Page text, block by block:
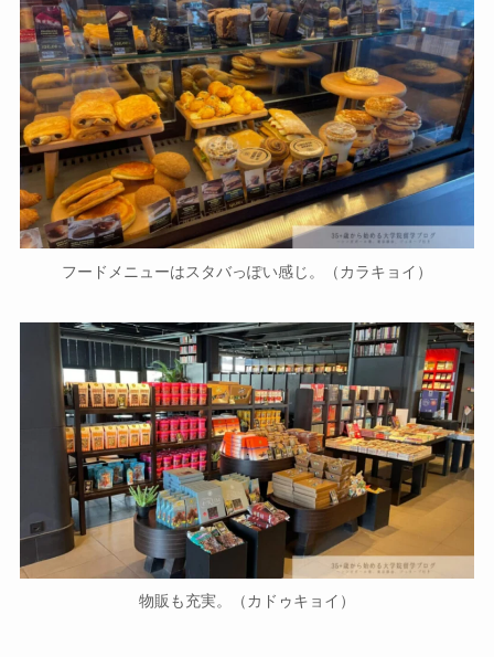
フードメニューはスタバっぽい感じ。（カラキョイ）
物販も充実。（カドゥキョイ）